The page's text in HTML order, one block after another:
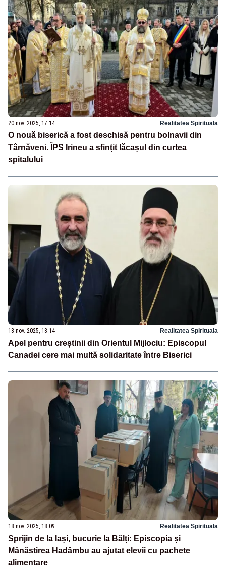
20 nov. 2025, 17:14 Realitatea Spirituala
O nouă biserică a fost deschisă pentru bolnavii din
Târnăveni. ÎPS Irineu a sfințit lăcașul din curtea
spitalului
18 nov. 2025, 18:14 Realitatea Spirituala
Apel pentru creștinii din Orientul Mijlociu: Episcopul
Canadei cere mai multă solidaritate între Biserici
18 nov. 2025, 18:09 Realitatea Spirituala
Sprijin de la Iași, bucurie la Bălți: Episcopia și
Mănăstirea Hadâmbu au ajutat elevii cu pachete
alimentare